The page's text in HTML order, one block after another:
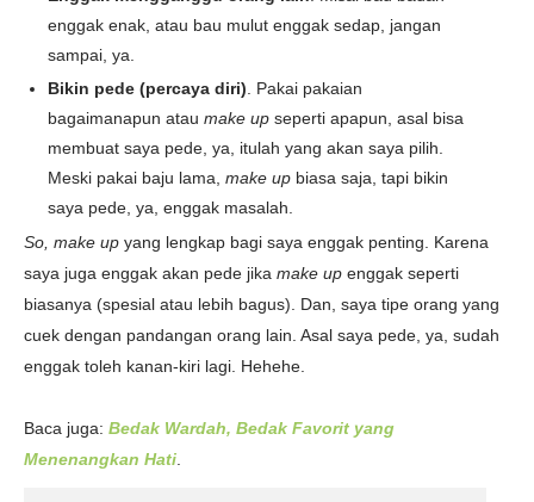
enggak enak, atau bau mulut enggak sedap, jangan
sampai, ya.
Bikin pede (percaya diri) . Pakai pakaian
bagaimanapun atau make upseperti apapun, asal bisa
membuat saya pede, ya, itulah yang akan saya pilih.
Meski pakai baju lama, make upbiasa saja, tapi bikin
saya pede, ya, enggak masalah.
So, make up yang lengkap bagi saya enggak penting. Karena
saya juga enggak akan pede jika make up enggak seperti
biasanya (spesial atau lebih bagus). Dan, saya tipe orang yang
cuek dengan pandangan orang lain. Asal saya pede, ya, sudah
enggak toleh kanan-kiri lagi. Hehehe.
Baca juga: Bedak Wardah, Bedak Favorit yang
Menenangkan Hati